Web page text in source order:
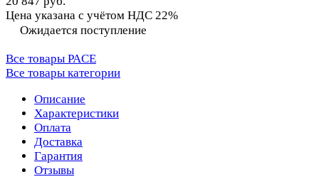
Цена указана с учётом НДС 22%
Ожидается поступление
Все товары PACE
Все товары категории
Описание
Характеристики
Оплата
Доставка
Гарантия
Отзывы